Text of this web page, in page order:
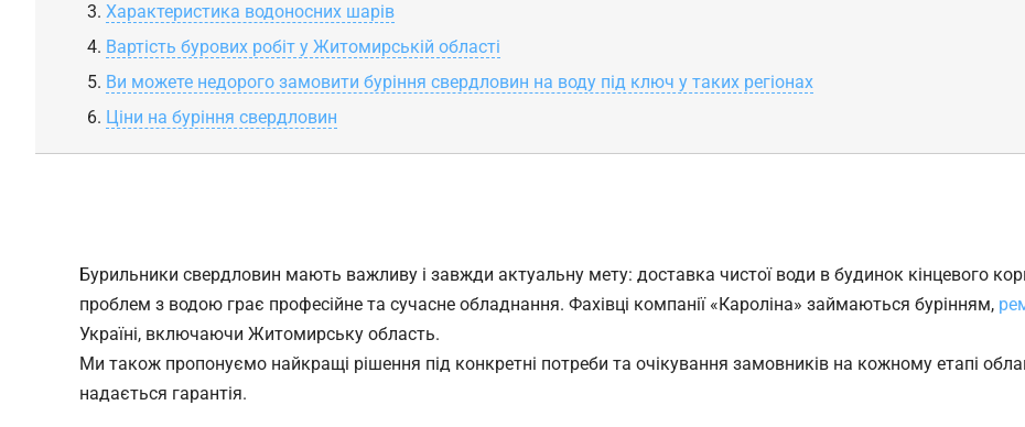
Характеристика водоносних шарів
Вартість бурових робіт у Житомирській області
Ви можете недорого замовити буріння свердловин на воду під ключ у таких регіонах
Ціни на буріння свердловин
Бурильники свердловин мають важливу і завжди актуальну мету: доставка чистої води в будинок кінцевого
проблем з водою грає професійне та сучасне обладнання. Фахівці компанії «Кароліна» займаються бурінням,
Україні, включаючи Житомирську область.
Ми також пропонуємо найкращі рішення під конкретні потреби та очікування замовників на кожному етапі
надається гарантія.